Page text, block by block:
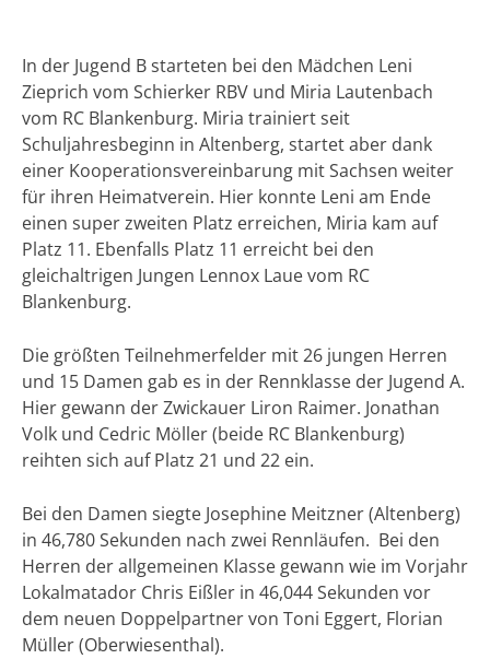
In der Jugend B starteten bei den Mädchen Leni
Zieprich vom Schierker RBV und Miria Lautenbach
vom RC Blankenburg. Miria trainiert seit
Schuljahresbeginn in Altenberg, startet aber dank
einer Kooperationsvereinbarung mit Sachsen weiter
für ihren Heimatverein. Hier konnte Leni am Ende
einen super zweiten Platz erreichen, Miria kam auf
Platz 11. Ebenfalls Platz 11 erreicht bei den
gleichaltrigen Jungen Lennox Laue vom RC
Blankenburg.
Die größten Teilnehmerfelder mit 26 jungen Herren
und 15 Damen gab es in der Rennklasse der Jugend A.
Hier gewann der Zwickauer Liron Raimer. Jonathan
Volk und Cedric Möller (beide RC Blankenburg)
reihten sich auf Platz 21 und 22 ein.
Bei den Damen siegte Josephine Meitzner (Altenberg)
in 46,780 Sekunden nach zwei Rennläufen. Bei den
Herren der allgemeinen Klasse gewann wie im Vorjahr
Lokalmatador Chris Eißler in 46,044 Sekunden vor
dem neuen Doppelpartner von Toni Eggert, Florian
Müller (Oberwiesenthal).